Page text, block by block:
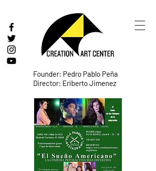
Founder: Pedro Pablo Peña
Director: Eriberto Jimenez